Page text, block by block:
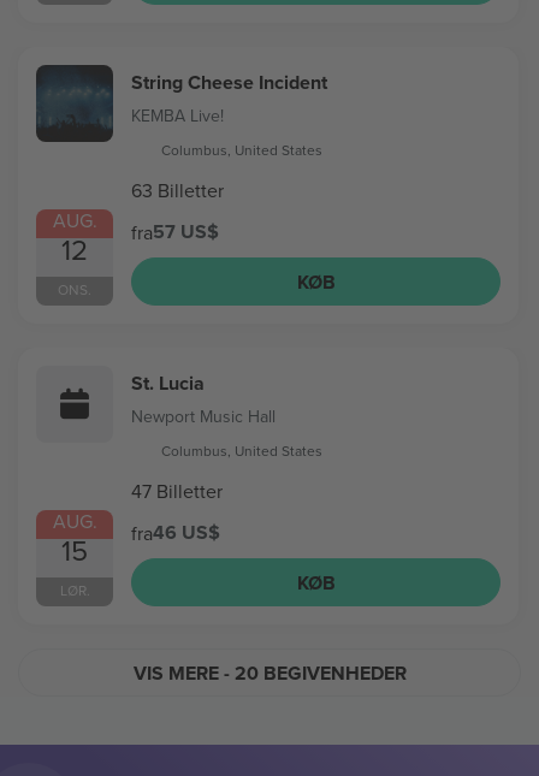
AUG.
12
ONS.
String Cheese Incident
KEMBA Live!
Columbus, United States
63 Billetter
fra57 US$
KØB
AUG.
15
LØR.
St. Lucia
Newport Music Hall
Columbus, United States
47 Billetter
fra46 US$
KØB
VIS MERE- 20 BEGIVENHEDER